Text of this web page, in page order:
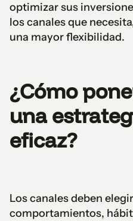
optimizar sus
los canales que
una mayor flexibilidad.
¿Cómo
una
eficaz?
Los canales deben
comportamientos,